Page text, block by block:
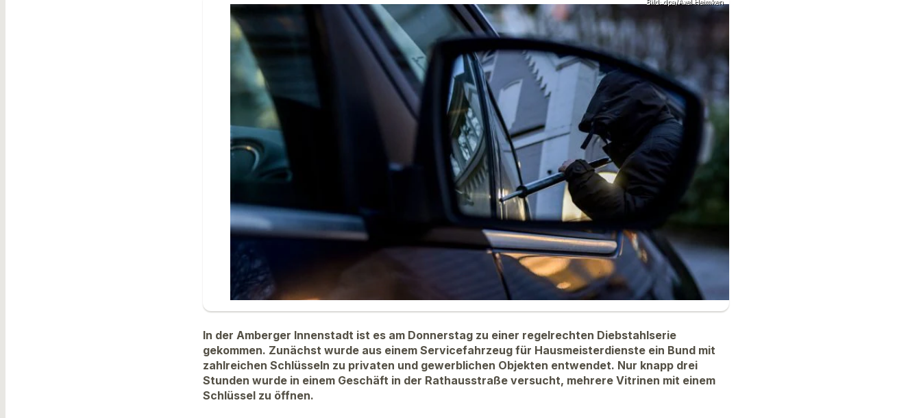
Bild: dpa/Axel Heimken
In der Amberger Innenstadt ist es am Donnerstag zu einer regelrechten Diebstahlserie
gekommen. Zunächst wurde aus einem Servicefahrzeug für Hausmeisterdienste ein Bund mit
zahlreichen Schlüsseln zu privaten und gewerblichen Objekten entwendet. Nur knapp drei
Stunden wurde in einem Geschäft in der Rathausstraße versucht, mehrere Vitrinen mit einem
Schlüssel zu öffnen.